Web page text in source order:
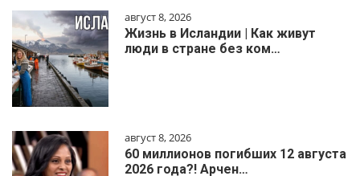
август 8, 2026
Жизнь в Исландии | Как живут
люди в стране без ком…
август 8, 2026
60 миллионов погибших 12 августа
2026 года?! Арчен…